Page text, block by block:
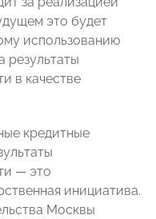
это будет
использованию
результаты
в качестве
кредитные
— это
инициатива.
Москвы